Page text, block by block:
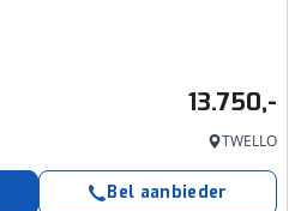
13.750,-
TWELLO
Bel aanbieder